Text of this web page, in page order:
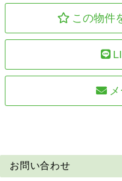
この物件
お問い合わせ